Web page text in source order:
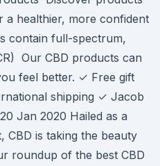
a healthier, more confident
contain full-spectrum,
Our CBD products can
feel better. ✓ Free gift
shipping ✓ Jacob
Jan 2020 Hailed as a
CBD is taking the beauty
roundup of the best CBD